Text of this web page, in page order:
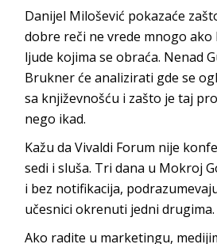
Danijel Milošević pokazaće
dobre reči ne vrede mnogo ako
ljude kojima se obraća. Nenad
Brukner će analizirati gde se
sa književnošću i zašto je taj
nego ikad.
Kažu da Vivaldi Forum nije
sedi i sluša. Tri dana u Mokroj
i bez notifikacija,
učesnici okrenuti jedni drugima.
Ako radite u marketingu,